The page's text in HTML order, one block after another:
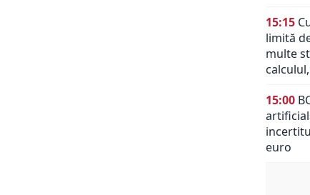
15:15
limită
multe
15:00
euro